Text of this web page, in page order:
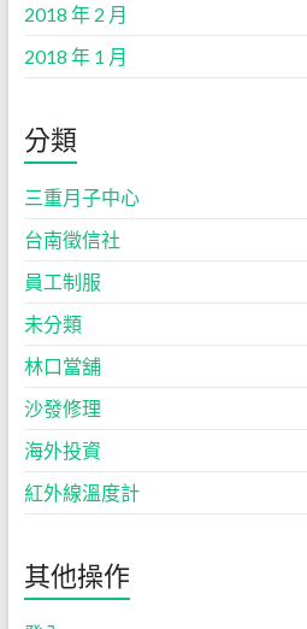
2018 年 2 月
2018 年 1 月
分類
三重月子中心
台南徵信社
員工制服
未分類
林口當舖
沙發修理
海外投資
紅外線溫度計
其他操作